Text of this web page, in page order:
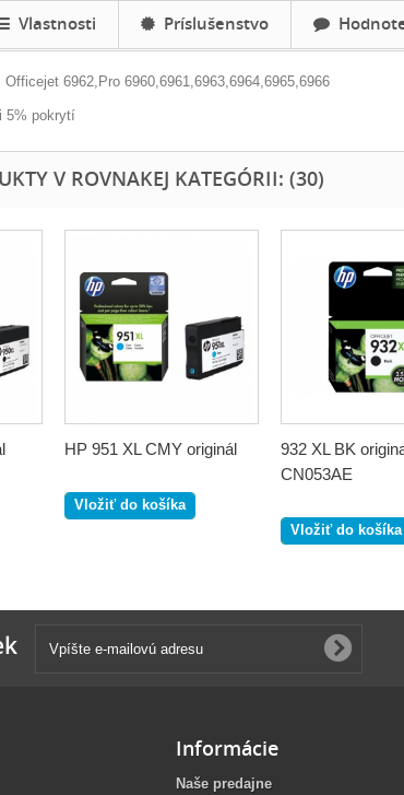
Vlastnosti Príslušenstvo
Officejet 6962,Pro 6960,6961,6963,6964,6965,6966
5% pokrytí
V ROVNAKEJ KATEGÓRII: (30)
HP 951 XL CMY originál
Vložiť do košíka
932 XL BK
CN053AE
Vložiť do košíka
Informácie
Naše predajne